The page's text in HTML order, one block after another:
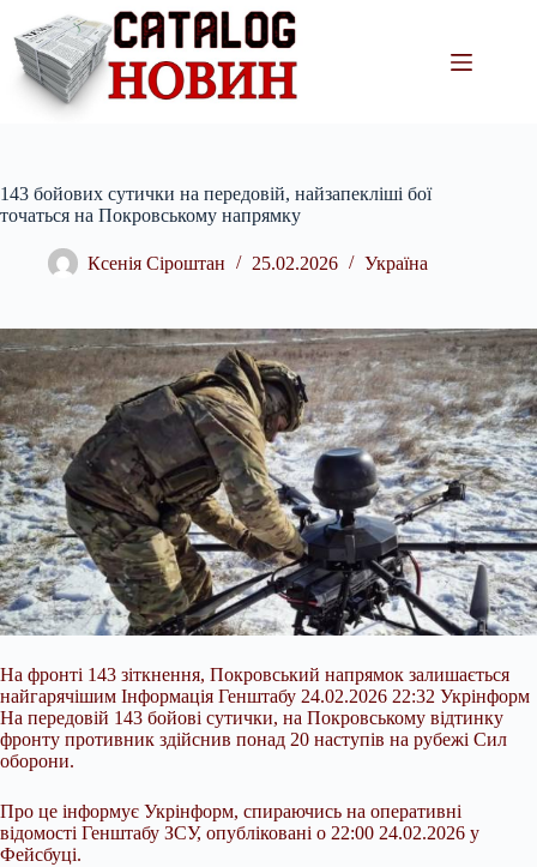
вмісту
143 бойових сутички на передовій, найзапекліші бої
точаться на Покровському напрямку
Ксенія Сіроштан 25.02.2026 Україна
На фронті 143 зіткнення, Покровський напрямок залишається
найгарячішим Інформація Генштабу 24.02.2026 22:32 Укрінформ
На передовій 143 бойові сутички, на Покровському відтинку
фронту противник здійснив понад 20 наступів на рубежі Сил
оборони.
Про це інформує Укрінформ, спираючись на оперативні
відомості Генштабу ЗСУ, опубліковані о 22:00 24.02.2026 у
Фейсбуці.